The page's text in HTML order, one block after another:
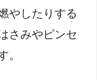
やしたりする
さみやピンセ
。